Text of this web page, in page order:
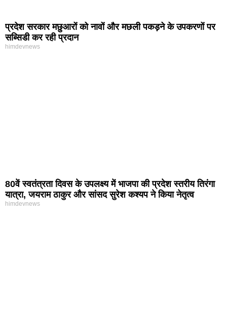
प्रदेश सरकार मछुआरों को नावों और मछली पकड़ने के उपकरणों पर
सब्सिडी कर रही प्रदान
himdevnews
80वें स्वतंत्रता दिवस के उपलक्ष्य में भाजपा की प्रदेश स्तरीय तिरंगा
यात्रा, जयराम ठाकुर और सांसद सुरेश कश्यप ने किया नेतृत्व
himdevnews